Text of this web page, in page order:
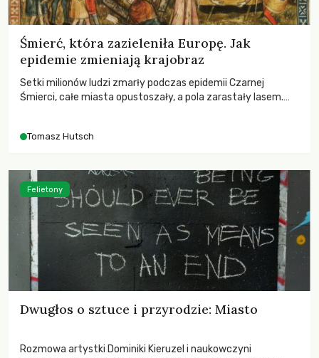
Śmierć, która zazieleniła Europę. Jak
epidemie zmieniają krajobraz
Setki milionów ludzi zmarły podczas epidemii Czarnej
Śmierci, całe miasta opustoszały, a pola zarastały lasem.
największych katastrof w swoich dziejach.
Tomasz Hutsch
Dwugłos o sztuce i przyrodzie: Miasto
Rozmowa artystki Dominiki Kieruzel i naukowczyni
Felietony